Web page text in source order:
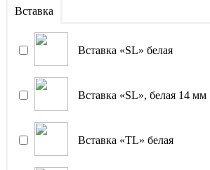
Вставка
Вставка «SL» белая
Вставка «SL», белая 14 мм
Вставка «TL» белая